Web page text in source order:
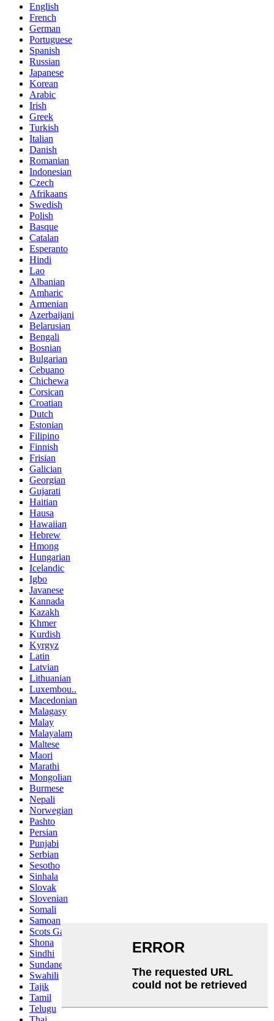
English
French
German
Portuguese
Spanish
Russian
Japanese
Korean
Arabic
Irish
Greek
Turkish
Italian
Danish
Romanian
Indonesian
Czech
Afrikaans
Swedish
Polish
Basque
Catalan
Esperanto
Hindi
Lao
Albanian
Amharic
Armenian
Azerbaijani
Belarusian
Bengali
Bosnian
Bulgarian
Cebuano
Chichewa
Corsican
Croatian
Dutch
Estonian
Filipino
Finnish
Frisian
Galician
Georgian
Gujarati
Haitian
Hausa
Hawaiian
Hebrew
Hmong
Hungarian
Icelandic
Igbo
Javanese
Kannada
Kazakh
Khmer
Kurdish
Kyrgyz
Latin
Latvian
Lithuanian
Luxembou..
Macedonian
Malagasy
Malay
Malayalam
Maltese
Maori
Marathi
Mongolian
Burmese
Nepali
Norwegian
Pashto
Persian
Punjabi
Serbian
Sesotho
Sinhala
Slovak
Slovenian
Somali
Samoan
Scots Gaelic
Shona
Sindhi
Sundanese
Swahili
Tajik
Tamil
Telugu